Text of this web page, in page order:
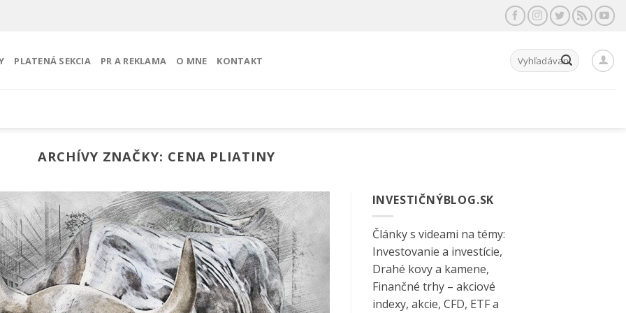
PLATENÁ SEKCIA PR A REKLAMA O MNE KONTAKT Hľadať:
ARCHÍVY ZNAČKY: CENA PLIATINY
INVESTIČNÝBLOG.SK
Články s videami na témy:
Investovanie a investície,
Drahé kovy a kamene,
Finančné trhy – akciové
indexy, akcie, CFD, ETF a